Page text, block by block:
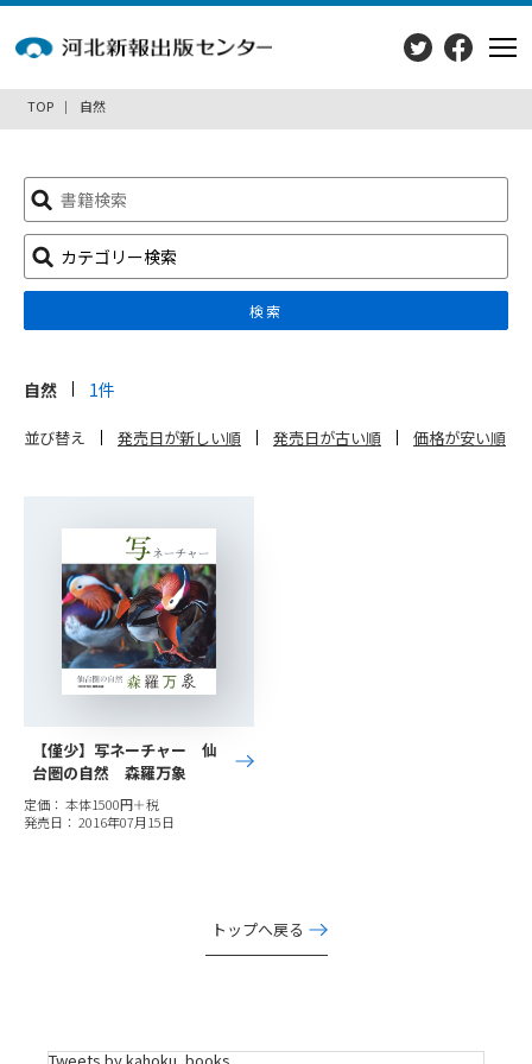
TOP 自然
検
索:
カテゴリー検索
検索
自然 1件
並び替え 発売日が新しい順 発売日が古い順 価格が安い順
【僅少】写ネーチャー 仙
台圏の自然 森羅万象
定価： 本体1500円＋税
発売日： 2016年07月15日
トップへ戻る